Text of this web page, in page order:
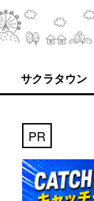
サクラタウン
PR